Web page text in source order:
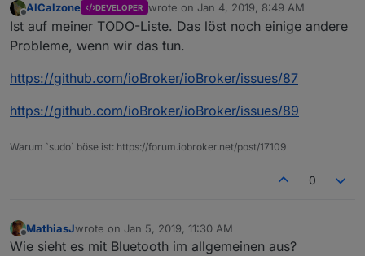
Offline
AlCalzone DEVELOPER wrote on Jan 4, 2019, 8:49 AM
last edited by
Ist auf meiner TODO-Liste. Das löst noch einige andere
Probleme, wenn wir das tun.
https://github.com/ioBroker/ioBroker/issues/87
https://github.com/ioBroker/ioBroker/issues/89
Warum `sudo` böse ist: https://forum.iobroker.net/post/17109
0
Offline
MathiasJwrote on Jan 5, 2019, 11:30 AM
last edited by
Wie sieht es mit Bluetooth im allgemeinen aus?